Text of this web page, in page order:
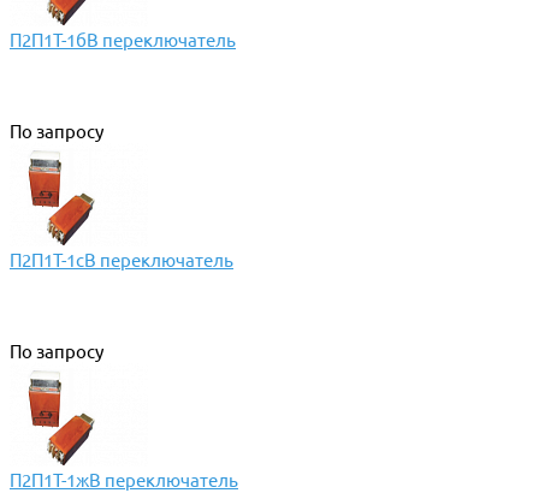
П2П1Т-1бВ переключатель
По запросу
П2П1Т-1сВ переключатель
По запросу
П2П1Т-1жВ переключатель